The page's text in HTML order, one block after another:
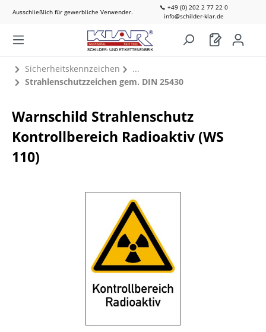
Ausschließlich für gewerbliche Verwender.
📞 +49 (0) 202 2 77 22 0
info@schilder-klar.de
Sicherheitskennzeichen
Strahlenschutzzeichen gem. DIN 25430
Warnschild Strahlenschutz
Kontrollbereich Radioaktiv (WS
110)